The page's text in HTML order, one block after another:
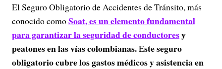
El Seguro Obligatorio de Accidentes de Tránsito, más
conocido comoSoat, es un elemento fundamental
para garantizar la seguridad de conductoresy
peatones en las vías colombianas.Este seguro
obligatorio cubre los gastos médicos y asistencia en